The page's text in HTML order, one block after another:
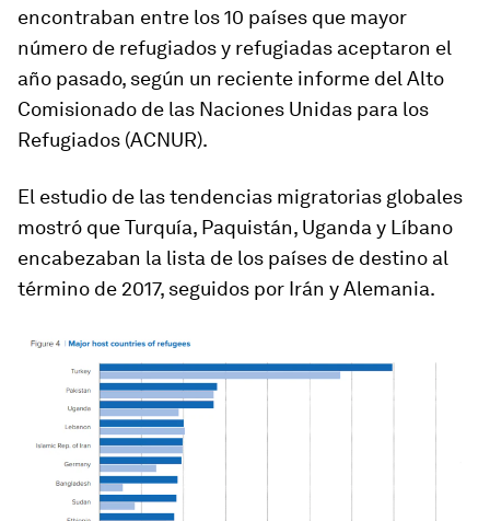
encontraban entre los 10 países que mayor
número de refugiados y refugiadas aceptaron el
año pasado, según un reciente informe del Alto
Comisionado de las Naciones Unidas para los
Refugiados (ACNUR).
El estudio de las tendencias migratorias globales
mostró que Turquía, Paquistán, Uganda y Líbano
encabezaban la lista de los países de destino al
término de 2017, seguidos por Irán y Alemania.